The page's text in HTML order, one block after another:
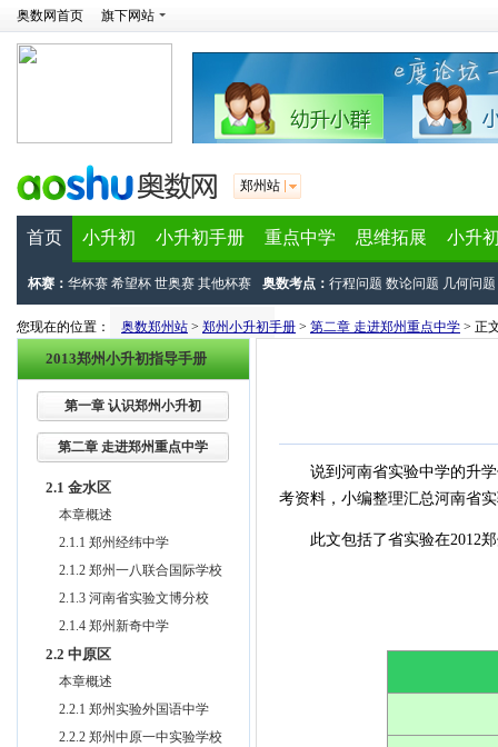
奥数网首页 旗下网站
郑州站
首页 小升初 小升初手册 重点中学 思维拓展 小升
杯赛： 华杯赛 希望杯 世奥赛 其他杯赛 奥数考点： 行程问题 数论问题 几何问题
您现在的位置： 奥数郑州站 > 郑州小升初手册 > 第二章 走进郑州重点中学 > 正
2013郑州小升初指导手册
第一章 认识郑州小升初
第二章 走进郑州重点中学
2.1 金水区
本章概述
2.1.1 郑州经纬中学
2.1.2 郑州一八联合国际学校
2.1.3 河南省实验文博分校
2.1.4 郑州新奇中学
2.2 中原区
本章概述
2.2.1 郑州实验外国语中学
2.2.2 郑州中原一中实验学校
说到河南省实验中学的升学
考资料，小编整理汇总河南省
此文包括了省实验在2012郑